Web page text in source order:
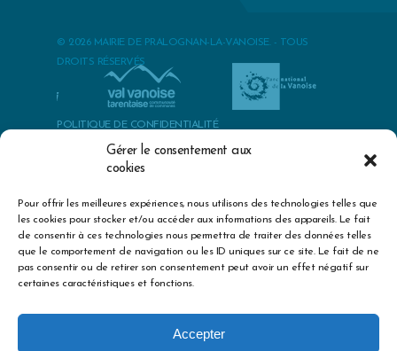
Gérer le consentement aux
cookies
Pour offrir les meilleures expériences, nous utilisons des technologies telles que
les cookies pour stocker et/ou accéder aux informations des appareils. Le fait
de consentir à ces technologies nous permettra de traiter des données telles
que le comportement de navigation ou les ID uniques sur ce site. Le fait de ne
pas consentir ou de retirer son consentement peut avoir un effet négatif sur
certaines caractéristiques et fonctions.
Accepter
© 2026 MAIRIE DE PRALOGNAN-LA-VANOISE. - TOUS
DROITS RÉSERVÉS
POLITIQUE DE CONFIDENTIALITÉ
POLITIQUES DES COOKIES
MENTIONS LÉGALES & CRÉDITS
best herbs to cure premature ejaculationexercise erectile
dysfunction treatmentbig sex drive mid thirtiesepidemiology of
erectile dysfunction kubinboyfriend with no sex drivezinc dosage
for sexual healthdoes viagra get you highsexual enhancements
for males
penis enhancement pills that increase dize
how we
apple cider vinegareffects of not taking your blood pressure
advil blood pressure medication
blood pressure treatment